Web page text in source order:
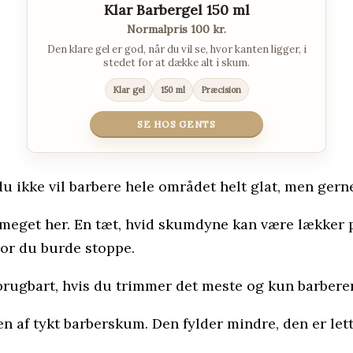
Klar Barbergel 150 ml
Normalpris 100 kr.
Den klare gel er god, når du vil se, hvor kanten ligger, i
stedet for at dække alt i skum.
Klar gel 150 ml Præcision
SE HOS GENTS
ikke vil barbere hele området helt glat, men
her. En tæt, hvid skumdyne kan være lækker
du burde stoppe.
hvis du trimmer det meste og kun
af tykt barberskum. Den fylder mindre, den er